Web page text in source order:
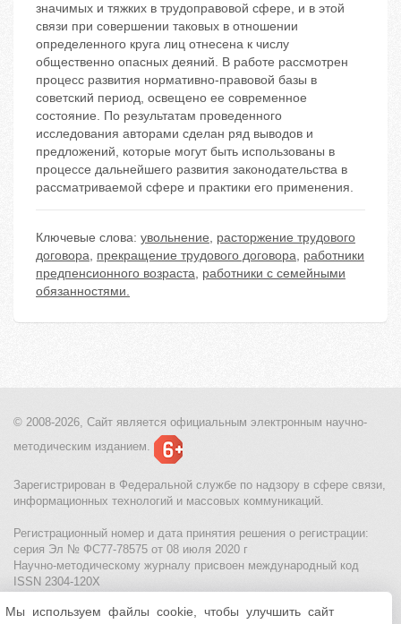
значимых и тяжких в трудоправовой сфере, и в этой
связи при совершении таковых в отношении
определенного круга лиц отнесена к числу
общественно опасных деяний. В работе рассмотрен
процесс развития нормативно-правовой базы в
советский период, освещено ее современное
состояние. По результатам проведенного
исследования авторами сделан ряд выводов и
предложений, которые могут быть использованы в
процессе дальнейшего развития законодательства в
рассматриваемой сфере и практики его применения.
Ключевые слова: увольнение, расторжение трудового
договора, прекращение трудового договора, работники
предпенсионного возраста, работники с семейными
обязанностями.
© 2008-2026, Сайт является официальным электронным научно-
методическим изданием.
Зарегистрирован в Федеральной службе по надзору в сфере связи,
информационных технологий и массовых коммуникаций.
Регистрационный номер и дата принятия решения о регистрации:
серия Эл № ФС77-78575 от 08 июля 2020 г
Научно-методическому журналу присвоен международный код
ISSN 2304-120X
МЦИТО|Школьные олимпиады и онлайн конкурсы для детей
Мы используем файлы cookie, чтобы улучшить сайт